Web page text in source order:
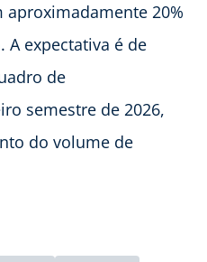
20%
A expectativa é de
de
semestre de 2026,
do volume de